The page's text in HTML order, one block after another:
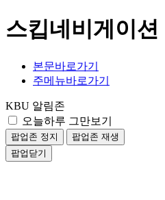
스킵네비게이션
본문바로가기
주메뉴바로가기
KBU 알림존
오늘하루 그만보기
팝업존 정지
팝업존 재생
팝업닫기